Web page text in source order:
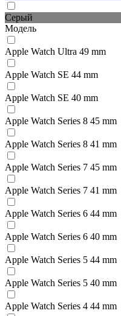
Серый
Модель
Apple Watch Ultra 49 mm
Apple Watch SE 44 mm
Apple Watch SE 40 mm
Apple Watch Series 8 45 mm
Apple Watch Series 8 41 mm
Apple Watch Series 7 45 mm
Apple Watch Series 7 41 mm
Apple Watch Series 6 44 mm
Apple Watch Series 6 40 mm
Apple Watch Series 5 44 mm
Apple Watch Series 5 40 mm
Apple Watch Series 4 44 mm